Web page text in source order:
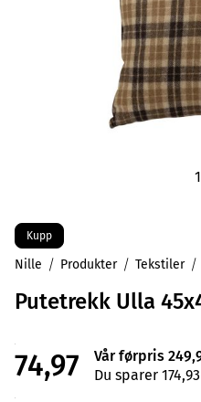
1
Kupp
Nille Produkter Tekstiler
Putetrekk Ulla
74,97
Vår førpris
Du sparer 174,93